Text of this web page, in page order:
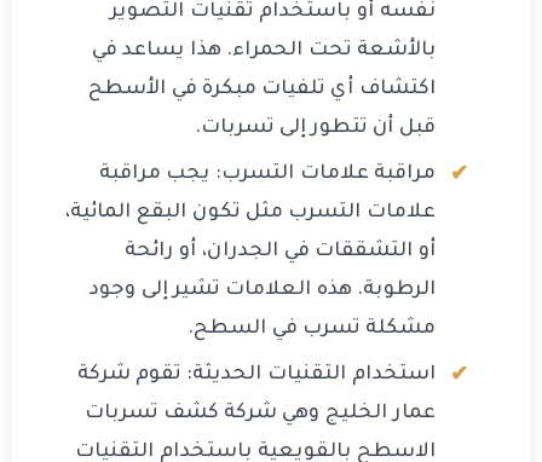
نفسه أو باستخدام تقنيات التصوير
بالأشعة تحت الحمراء. هذا يساعد في
اكتشاف أي تلفيات مبكرة في الأسطح
قبل أن تتطور إلى تسربات.
مراقبة علامات التسرب: يجب مراقبة
علامات التسرب مثل تكون البقع المائية،
أو التشققات في الجدران، أو رائحة
الرطوبة. هذه العلامات تشير إلى وجود
مشكلة تسرب في السطح.
استخدام التقنيات الحديثة: تقوم شركة
عمار الخليج وهي شركة كشف تسربات
الاسطح بالقويعية باستخدام التقنيات